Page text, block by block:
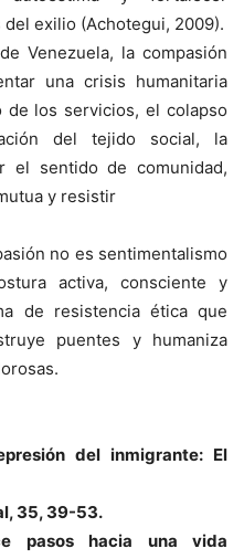
exilio (Achotegui, 2009).
Venezuela, la compasión
una crisis humanitaria
los servicios, el colapso
del tejido social, la
el sentido de comunidad,
y resistir
no es sentimentalismo
activa, consciente y
de resistencia ética que
puentes y humaniza
del inmigrante: El
35, 39-53.
pasos hacia una vida